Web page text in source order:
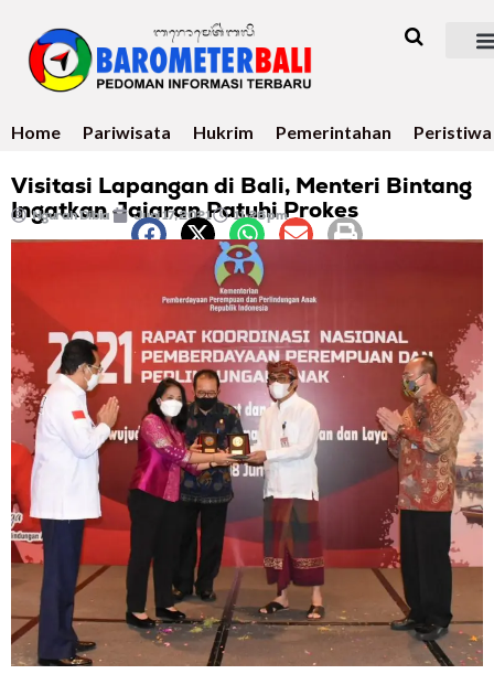
Home Pariwisata Hukrim Pemerintahan Peristiwa
Visitasi Lapangan di Bali, Menteri Bintang
Ingatkan Jajaran Patuhi Prokes
Ngurah Dibia Juni 17, 2021 11:26 pm